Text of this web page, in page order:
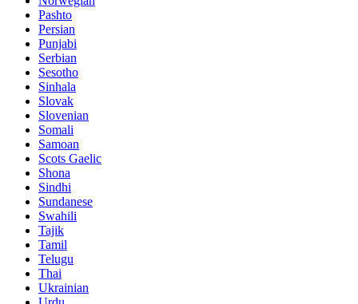
Pashto
Persian
Punjabi
Serbian
Sesotho
Sinhala
Slovak
Slovenian
Somali
Samoan
Scots Gaelic
Shona
Sindhi
Sundanese
Swahili
Tajik
Tamil
Telugu
Thai
Ukrainian